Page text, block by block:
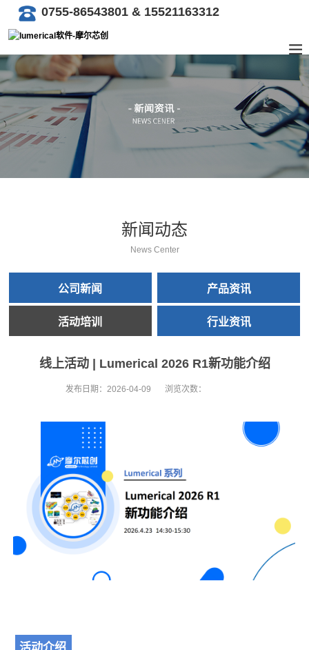
0755-86543801 & 15521163312
新闻动态
News Center
公司新闻 产品资讯
活动培训 行业资讯
线上活动 | Lumerical 2026 R1新功能介绍
发布日期： 2026-04-09 浏览次数：